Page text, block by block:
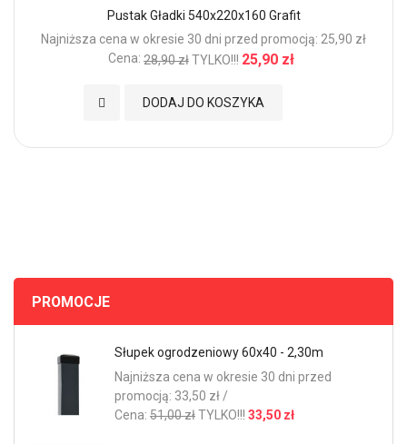
Pustak Gładki 540x220x160 Grafit
Najniższa cena w okresie 30 dni przed promocją: 25,90 zł
Cena: 28,90 złTYLKO!!! 25,90 zł
DODAJ DO KOSZYKA
Dodaj do Ulubionych
PROMOCJE
Słupek ogrodzeniowy 60x40 - 2,30m
Najniższa cena w okresie 30 dni przed
promocją: 33,50 zł /
Cena: 51,00 złTYLKO!!! 33,50 zł